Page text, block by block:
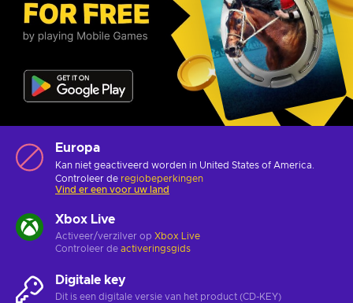
Europa
Kan niet geactiveerd worden in United States of America.
Controleer de regiobeperkingen
Vind er een voor uw land
Xbox Live
Activeer/verzilver op Xbox Live
Controleer de activeringsgids
Digitale key
Dit is een digitale versie van het product (CD-KEY)